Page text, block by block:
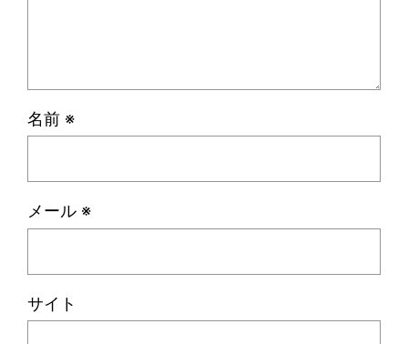
名前 ※
メール ※
サイト